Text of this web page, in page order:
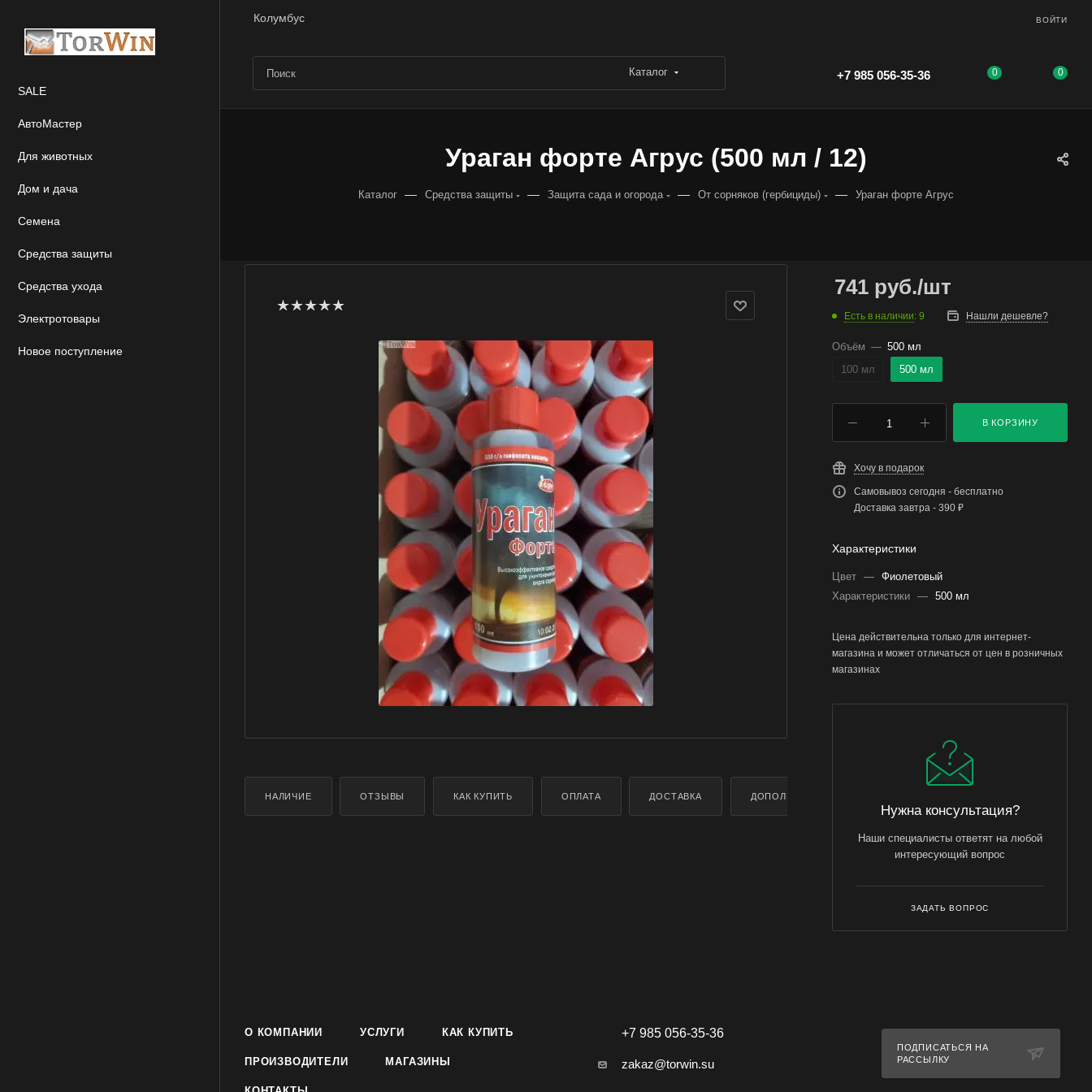
Колумбус ВОЙТИ
Каталог +7 985 056-35-36 0 0
SALE
АвтоМастер
Для животных
Дом и дача
Семена
Средства защиты
Средства ухода
Электротовары
Новое поступление
Ураган форте Агрус (500 мл / 12)
Каталог — Средства защиты — Защита сада и огорода — От сорняков (гербициды) — Ураган форте Агрус
НАЛИЧИЕ ОТЗЫВЫ КАК КУПИТЬ ОПЛАТА ДОСТАВКА ДОПОЛНИТЕЛЬНО
741 руб./шт
Есть в наличии: 9 Нашли дешевле?
Объём — 500 мл
100 мл
500 мл
В КОРЗИНУ
Хочу в подарок
Самовывоз сегодня - бесплатно
Доставка завтра - 390 ₽
Характеристики
Цвет — Фиолетовый
Характеристики — 500 мл
Цена действительна только для интернет-
магазина и может отличаться от цен в розничных
магазинах
Нужна консультация?
Наши специалисты ответят на любой
интересующий вопрос
ЗАДАТЬ ВОПРОС
О КОМПАНИИ УСЛУГИ КАК КУПИТЬ
ПРОИЗВОДИТЕЛИ МАГАЗИНЫ
+7 985 056-35-36
zakaz@torwin.su
ПОДПИСАТЬСЯ НА
РАССЫЛКУ